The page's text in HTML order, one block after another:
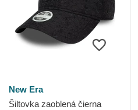
New Era
Šiltovka zaoblená čierna